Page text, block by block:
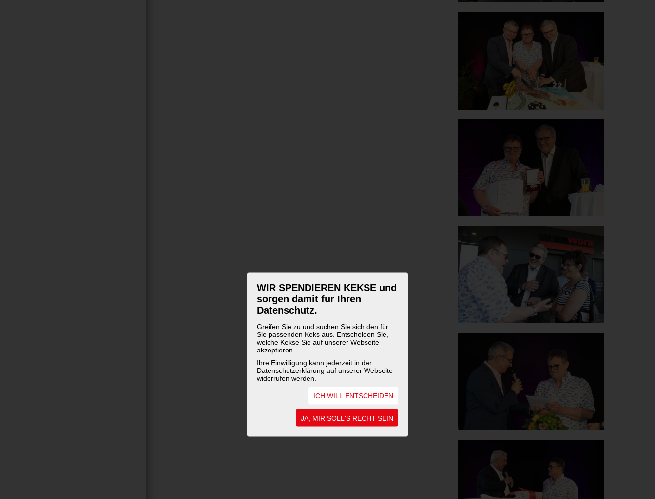
WIR SPENDIEREN KEKSE und
sorgen damit für Ihren
Datenschutz.
Greifen Sie zu und suchen Sie sich den für
Sie passenden Keks aus. Entscheiden Sie,
welche Kekse Sie auf unserer Webseite
akzeptieren.
Ihre Einwilligung kann jederzeit in der
Datenschutzerklärung auf unserer Webseite
widerrufen werden.
ICH WILL ENTSCHEIDEN
JA, MIR SOLL'S RECHT SEIN